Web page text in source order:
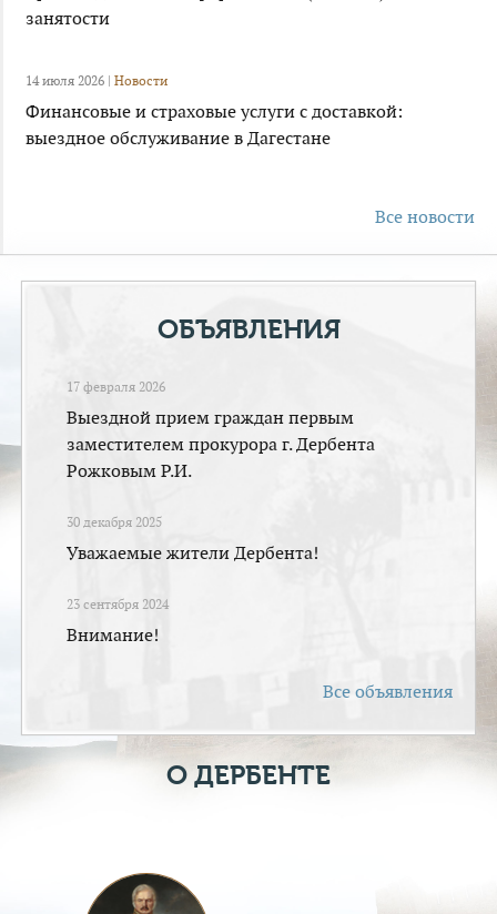
занятости
14 июля 2026 | Новости
Финансовые и страховые услуги с доставкой:
выездное обслуживание в Дагестане
Все новости
ОБЪЯВЛЕНИЯ
17 февраля 2026
Выездной прием граждан первым
заместителем прокурора г. Дербента
Рожковым Р.И.
30 декабря 2025
Уважаемые жители Дербента!
23 сентября 2024
Внимание!
Все объявления
О ДЕРБЕНТЕ